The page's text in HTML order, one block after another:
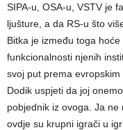
SIPA-u, OSA-u, VSTV je
ljušture, a da RS-u što
Bitka je između toga
funkcionalnosti njenih
svoj put prema
Dodik uspjeti da joj
pobjednik iz ovoga. Ja
ovdje su krupni igrači u